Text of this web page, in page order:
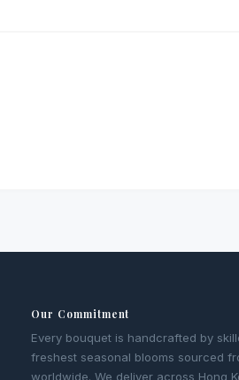
Our Commitment
Every bouquet is handcrafted by
freshest seasonal blooms sourced
worldwide. We deliver across Hong